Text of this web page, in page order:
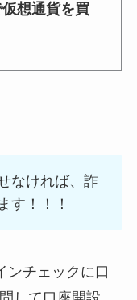
想通貨を買
なければ、詐
す！！！
ンチェックに口